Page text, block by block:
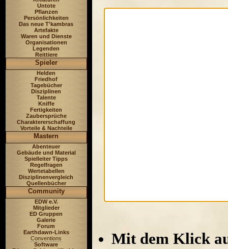
Untote
Pflanzen
Persönlichkeiten
Das neue T'kambras
Artefakte
Waren und Dienste
Organisationen
Legenden
Reittiere
Spieler
Helden
Friedhof
Tagebücher
Disziplinen
Talente
Kniffe
Fertigkeiten
Zaubersprüche
Charaktererschaffung
Vorteile & Nachteile
Mastern
Abenteuer
Gebäude und Material
Spielleiter Tipps
Regelfragen
Wertetabellen
Disziplinenvergleich
Quellenbücher
Community
EDW e.V.
Mitglieder
ED Gruppen
Galerie
Forum
Earthdawn-Links
Conventions
Software
Mit dem Klick